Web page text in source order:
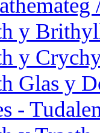
y
y
Glas y
-